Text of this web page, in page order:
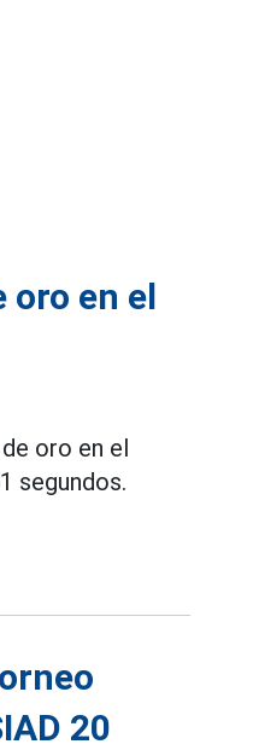
oro en el
oro en el
segundos.
20